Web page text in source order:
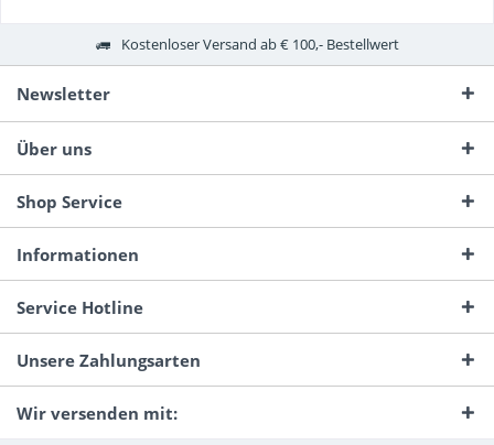
Kostenloser Versand ab € 100,- Bestellwert
Newsletter
Über uns
Shop Service
Informationen
Service Hotline
Unsere Zahlungsarten
Wir versenden mit: